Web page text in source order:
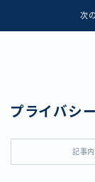
次
プライバシ
記事